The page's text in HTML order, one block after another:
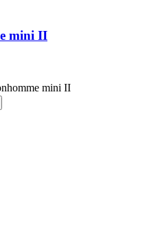
mini II
mini II